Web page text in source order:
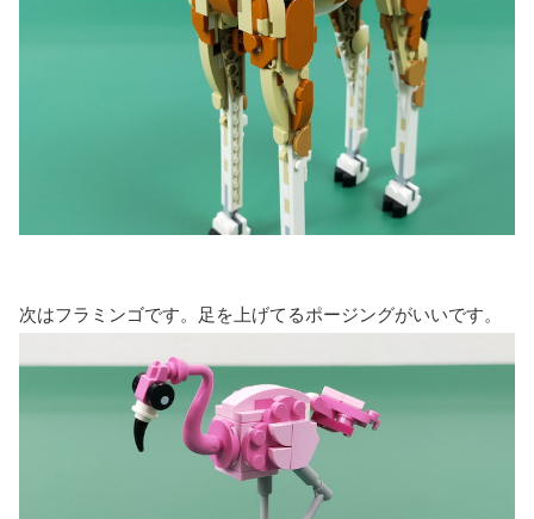
次はフラミンゴです。足を上げてるポージングがいいです。